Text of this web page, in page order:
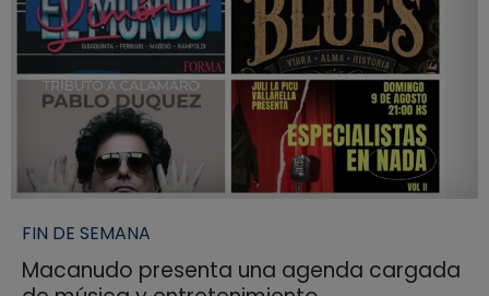
FIN DE SEMANA
Macanudo presenta una agenda cargada